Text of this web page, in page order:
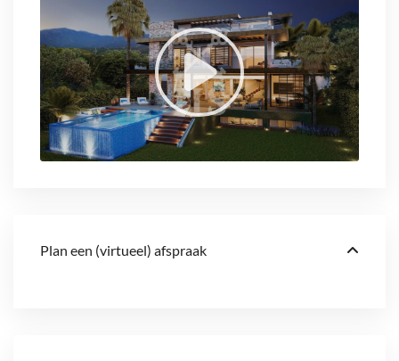
Plan een (virtueel) afspraak